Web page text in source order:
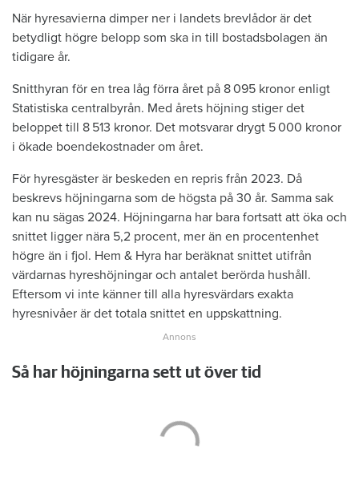
När hyresavierna ­dimper ner i landets brev­lådor är det
betydligt ­högre belopp som ska in till ­bostadsbolagen än
tidigare år.
Snitthyran för en trea låg förra året på 8 095 kronor enligt
Statistiska centralbyrån. Med årets höjning stiger det
beloppet till 8 513 kronor. Det motsvarar drygt 5 000 kronor
i ökade boendekostnader om året.
För hyresgäster är beskeden en repris från 2023. Då
beskrevs höjningarna som de högsta på 30 år. Samma sak
kan nu sägas 2024. Höjningarna har bara fortsatt att öka och
snittet ligger nära 5,2 procent, mer än en procentenhet
högre än i fjol. Hem & Hyra har beräknat snittet utifrån
värdarnas hyreshöjningar och antalet berörda hushåll.
Eftersom vi inte känner till alla hyresvärdars exakta
hyresnivåer är det totala snittet en uppskattning.
Så har höjningarna sett ut över tid